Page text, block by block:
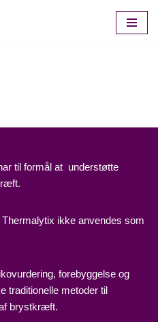
til formål at understøtte
ikke anvendes som
forebyggelse og
traditionelle metoder til
brystkræft.